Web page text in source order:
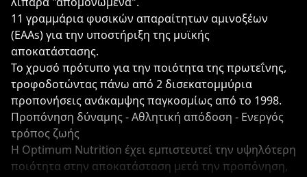
11 γραμμάρια φυσικών απαραίτητων αμινοξέων
(EAAs) για την υποστήριξη της μυϊκής
αποκατάστασης.
Το χρυσό πρότυπο για την ποιότητα της πρωτεΐνης,
τροφοδοτώντας πάνω από 2 δισεκατομμύρια
προπονήσεις ανάκαμψης παγκοσμίως από το 1998.
Προπόνηση δύναμης - Αθλητική απόδοση - Ενεργός
τρόπος ζωής
Η Optimum Nutrition έχει εμπιστευτεί την υψηλότερη
ποιότητα στην αποκατάσταση μετά την προπόνηση,